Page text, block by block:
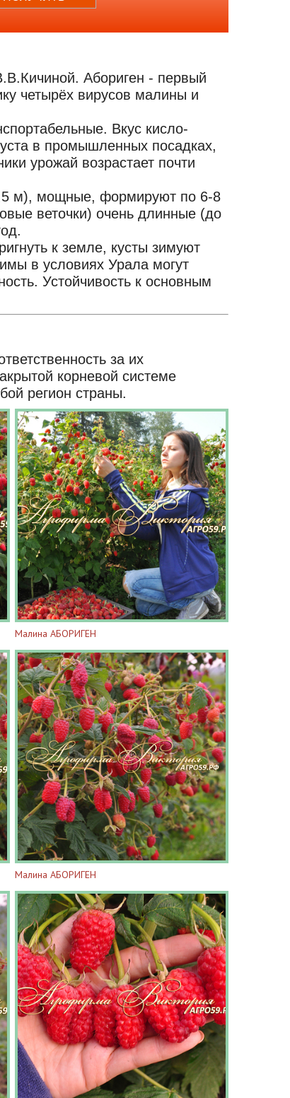
Абориген - первый
четырёх вирусов малины и
Вкус кисло-
в промышленных посадках,
урожай возрастает почти
м), мощные, формируют по 6-8
веточки) очень длинные (до
к земле, кусты зимуют
в условиях Урала могут
Устойчивость к основным
за их
корневой системе
регион страны.
Малина АБОРИГЕН
Малина АБОРИГЕН